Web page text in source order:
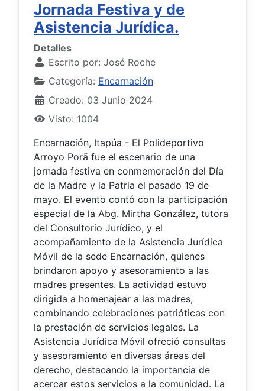
Jornada Festiva y de
Asistencia Jurídica.
Detalles
Escrito por: José Roche
Categoría: Encarnación
Creado: 03 Junio 2024
Visto: 1004
Encarnación, Itapúa - El Polideportivo
Arroyo Porã fue el escenario de una
jornada festiva en conmemoración del Día
de la Madre y la Patria el pasado 19 de
mayo. El evento contó con la participación
especial de la Abg. Mirtha González, tutora
del Consultorio Jurídico, y el
acompañamiento de la Asistencia Jurídica
Móvil de la sede Encarnación, quienes
brindaron apoyo y asesoramiento a las
madres presentes. La actividad estuvo
dirigida a homenajear a las madres,
combinando celebraciones patrióticas con
la prestación de servicios legales. La
Asistencia Jurídica Móvil ofreció consultas
y asesoramiento en diversas áreas del
derecho, destacando la importancia de
acercar estos servicios a la comunidad. La